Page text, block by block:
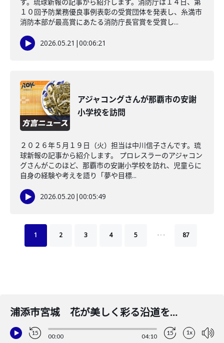
１０回予防業務優良事例表彰の受賞団体を発表し、糸満市
消防本部が最高賞にあたる消防庁長官賞を受賞し...
2026.05.21 |00:06:21
アジャコングさんが那覇市の安謝
小学校を訪問
２０２６年５月１９日（火）担当は中川信子さんです。琉
球新報の記事から紹介します。 プロレスラーのアジャコン
グさんがこのほど、那覇市の安謝小学校を訪れ、児童らに
自身の経験や考えを語り「夢や目標...
2026.05.20 |00:05:49
1 2 3 4 5 … 87
浦添市宮城 花が美しく彩る沿道を住民が手入れ
15 00:00 04:10 15 1x